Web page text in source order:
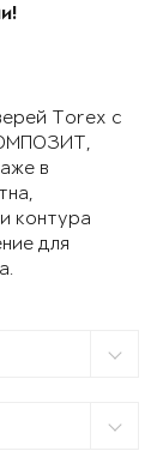
Torex с
в
контура
для